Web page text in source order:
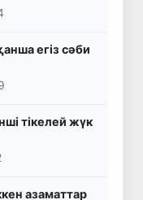
егіз сәби
тікелей жүк
азаматтар